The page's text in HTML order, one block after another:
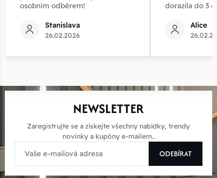
osobním odběrem!
Stanislava
26.02.2026
dorazila do 3
Alice
NEWSLETTER
Zaregistrujte se a získejte všechny nabídky, trendy
novinky a kupóny e-mailem..
ODEBÍRAT